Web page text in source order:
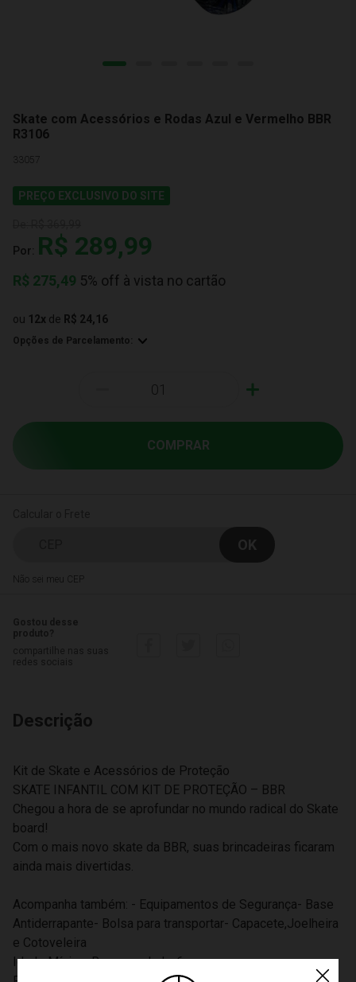
Skate com Acessórios e Rodas Azul e Vermelho BBR
R3106
33057
PREÇO EXCLUSIVO DO SITE
Por: R$ 289,99
R$ 275,49 5% off à vista no cartão
ou 12x de R$ 24,16
Opções de Parcelamento:
+
COMPRAR
Não sei meu CEP
Descrição
Kit de Skate e Acessórios de Proteção
SKATE INFANTIL COM KIT DE PROTEÇÃO – BBR
Chegou a hora de se aprofundar no mundo radical do Skate
board!
Com o mais novo skate da BBR, suas brincadeiras ficaram
ainda mais divertidas.
Acompanha também: - Equipamentos de Segurança- Base
Antiderrapante- Bolsa para transportar- Capacete,Joelheira
e Cotoveleira
Idade Mínima Recomendada: 6 anos